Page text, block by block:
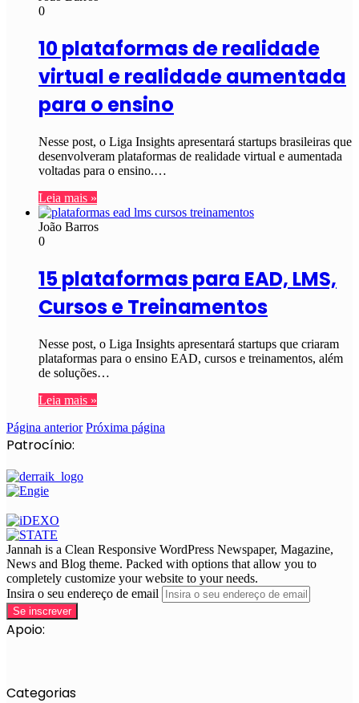
0
10 plataformas de realidade
virtual e realidade aumentada
para o ensino
Nesse post, o Liga Insights apresentará startups brasileiras que
desenvolveram plataformas de realidade virtual e aumentada
voltadas para o ensino.…
Leia mais »
João Barros
0
15 plataformas para EAD, LMS,
Cursos e Treinamentos
Nesse post, o Liga Insights apresentará startups que criaram
plataformas para o ensino EAD, cursos e treinamentos, além
de soluções…
Leia mais »
Página anterior Próxima página
Patrocínio:
Jannah is a Clean Responsive WordPress Newspaper, Magazine,
News and Blog theme. Packed with options that allow you to
completely customize your website to your needs.
Insira o seu endereço de email
Apoio:
Categorias